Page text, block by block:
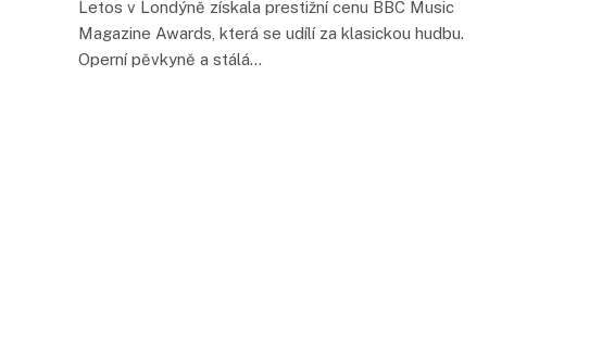
Letos v Londýně získala prestižní cenu BBC Music
Magazine Awards, která se udílí za klasickou hudbu.
Operní pěvkyně a stálá…